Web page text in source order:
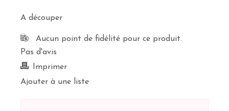
A découper
Aucun point de fidélité pour ce produit.
Pas d'avis
Imprimer
Ajouter à une liste